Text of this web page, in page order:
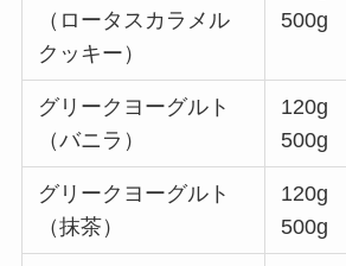
（ロータスカラメル
クッキー）
500g
グリークヨーグルト
（バニラ）
120g
500g
グリークヨーグルト
（抹茶）
120g
500g